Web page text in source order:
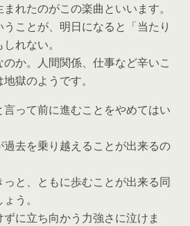
れたのがこの楽曲といいます。
ことが、明日になると「当たり
れない。
か。人間関係、仕事など辛いこ
獄のようです。
って前に進むことをやめてはい
去を乗り越えることが出来るの
と、ともに歩むことが出来る同
う。
に立ち向かう力強さに泣けま